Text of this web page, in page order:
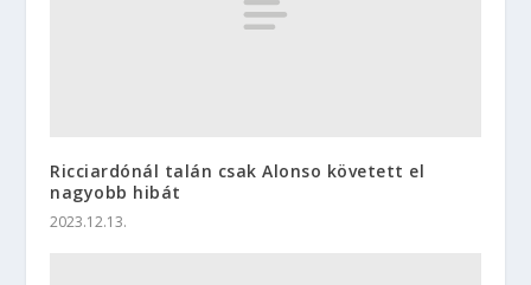
Ricciardónál talán csak Alonso követett el
nagyobb hibát
2023.12.13.